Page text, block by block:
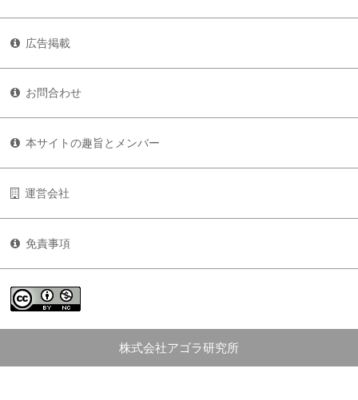
広告掲載
お問合わせ
本サイトの趣旨とメンバー
運営会社
免責事項
株式会社アゴラ研究所